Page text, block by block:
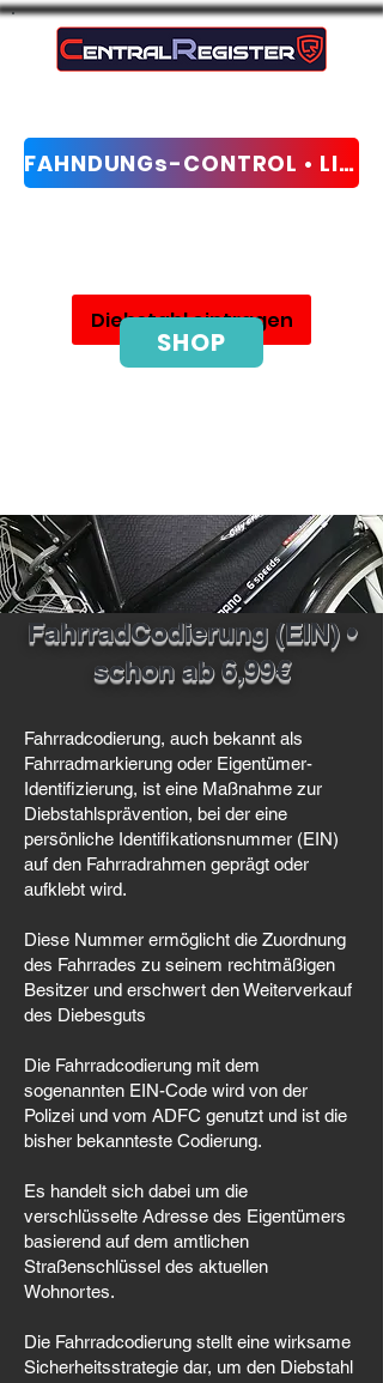
FAHNDUNGs-CONTROL • LIVE-CHECK
Diebstahl eintragen
SHOP
FahrradCodierung (EIN) •
schon ab 6,99€
Fahrradcodierung, auch bekannt als
Fahrradmarkierung oder Eigentümer-
Identifizierung, ist eine Maßnahme zur
Diebstahlsprävention, bei der eine
persönliche Identifikationsnummer (EIN)
auf den Fahrradrahmen geprägt oder
aufklebt wird.
Diese Nummer ermöglicht die Zuordnung
des Fahrrades zu seinem rechtmäßigen
Besitzer und erschwert den Weiterverkauf
des Diebesguts
Die Fahrradcodierung mit dem
sogenannten EIN-Code wird von der
Polizei und vom ADFC genutzt und ist die
bisher bekannteste Codierung.
Es handelt sich dabei um die
verschlüsselte Adresse des Eigentümers
basierend auf dem amtlichen
Straßenschlüssel des aktuellen
Wohnortes.
Die Fahrradcodierung stellt eine wirksame
Sicherheitsstrategie dar, um den Diebstahl